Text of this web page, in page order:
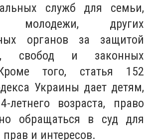
служб для семьи,
других
органов за защитой
свобод и законных
того, статья 152
Украины дает детям,
летнего возраста, право
обращаться в суд для
и интересов.